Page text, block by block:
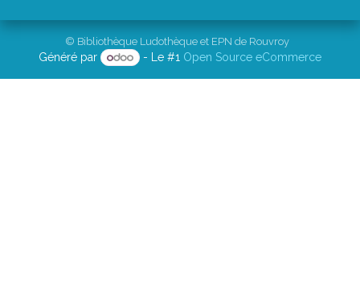
© Bibliothèque Ludothèque et EPN de Rouvroy
Généré par - Le #1 Open Source eCommerce